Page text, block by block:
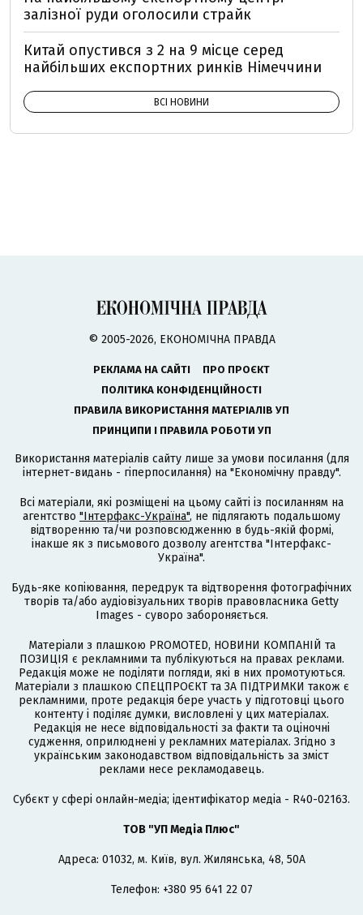
залізної руди оголосили страйк
Китай опустився з 2 на 9 місце серед
найбільших експортних ринків Німеччини
ВСІ НОВИНИ
© 2005-2026, ЕКОНОМІЧНА ПРАВДА
РЕКЛАМА НА САЙТІ
ПРО ПРОЄКТ
ПОЛІТИКА КОНФІДЕНЦІЙНОСТІ
ПРАВИЛА ВИКОРИСТАННЯ МАТЕРІАЛІВ УП
ПРИНЦИПИ І ПРАВИЛА РОБОТИ УП
Використання матеріалів сайту лише за умови посилання (для
інтернет-видань - гіперпосилання) на "Економічну правду".
Всі матеріали, які розміщені на цьому сайті із посиланням на
агентство "Інтерфакс-Україна", не підлягають подальшому
відтворенню та/чи розповсюдженню в будь-якій формі,
інакше як з письмового дозволу агентства "Інтерфакс-
Україна".
Будь-яке копіювання, передрук та відтворення фотографічних
творів та/або аудіовізуальних творів правовласника Getty
Images - суворо забороняється.
Матеріали з плашкою PROMOTED, НОВИНИ КОМПАНІЙ та
ПОЗИЦІЯ є рекламними та публікуються на правах реклами.
Редакція може не поділяти погляди, які в них промотуються.
Матеріали з плашкою СПЕЦПРОЄКТ та ЗА ПІДТРИМКИ також є
рекламними, проте редакція бере участь у підготовці цього
контенту і поділяє думки, висловлені у цих матеріалах.
Редакція не несе відповідальності за факти та оціночні
судження, оприлюднені у рекламних матеріалах. Згідно з
українським законодавством відповідальність за зміст
реклами несе рекламодавець.
Cубєкт у сфері онлайн-медіа; ідентифікатор медіа - R40-02163.
ТОВ "УП Медіа Плюс"
Адреса: 01032, м. Київ, вул. Жилянська, 48, 50А
Телефон: +380 95 641 22 07